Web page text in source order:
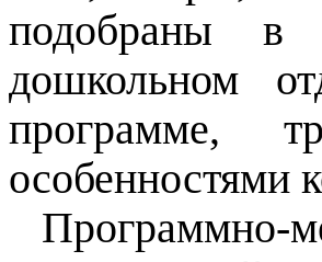
подобраны в
дошкольном
программе,
особенностями
Программно-